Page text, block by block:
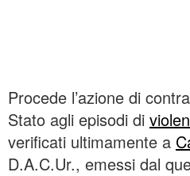
Procede l’azione di
Stato agli episodi di
verificati ultimamente a
D.A.C.Ur., emessi dal